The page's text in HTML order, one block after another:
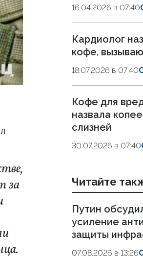
за
16.04.2026 в 07:40
Кардиолог
кофе,
18.07.2026 в 07:40
Кофе для
назвала
слизней
30.07.2026 в 07:40
Читайте
Путин
усиление
защиты
07.08.2026 в 13:26